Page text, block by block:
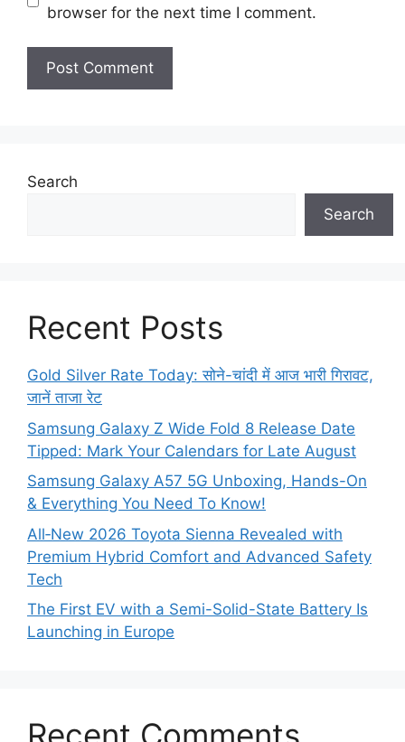
browser for the next time I comment.
Search
Search
Recent Posts
Gold Silver Rate Today: सोने-चांदी में आज भारी गिरावट,
जानें ताजा रेट
Samsung Galaxy Z Wide Fold 8 Release Date
Tipped: Mark Your Calendars for Late August
Samsung Galaxy A57 5G Unboxing, Hands-On
& Everything You Need To Know!
All‑New 2026 Toyota Sienna Revealed with
Premium Hybrid Comfort and Advanced Safety
Tech
The First EV with a Semi-Solid-State Battery Is
Launching in Europe